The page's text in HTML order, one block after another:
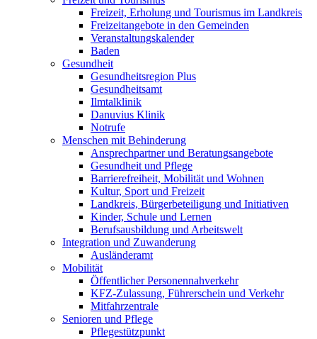
Freizeit, Erholung und Tourismus im Landkreis
Freizeitangebote in den Gemeinden
Veranstaltungskalender
Baden
Gesundheit
Gesundheitsregion Plus
Gesundheitsamt
Ilmtalklinik
Danuvius Klinik
Notrufe
Menschen mit Behinderung
Ansprechpartner und Beratungsangebote
Gesundheit und Pflege
Barrierefreiheit, Mobilität und Wohnen
Kultur, Sport und Freizeit
Landkreis, Bürgerbeteiligung und Initiativen
Kinder, Schule und Lernen
Berufsausbildung und Arbeitswelt
Integration und Zuwanderung
Ausländeramt
Mobilität
Öffentlicher Personennahverkehr
KFZ-Zulassung, Führerschein und Verkehr
Mitfahrzentrale
Senioren und Pflege
Pflegestützpunkt